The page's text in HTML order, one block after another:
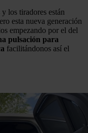
los tiradores están
esta nueva generación
empezando por el del
pulsación para
facilitándonos así el